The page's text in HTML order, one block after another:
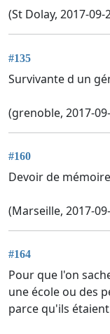
(St Dolay, 2017-09-
#135
Survivante d un
(grenoble, 2017-
#160
Devoir de mémoire
(Marseille, 2017-
#164
Pour que l'on
une école ou des
parce qu'ils